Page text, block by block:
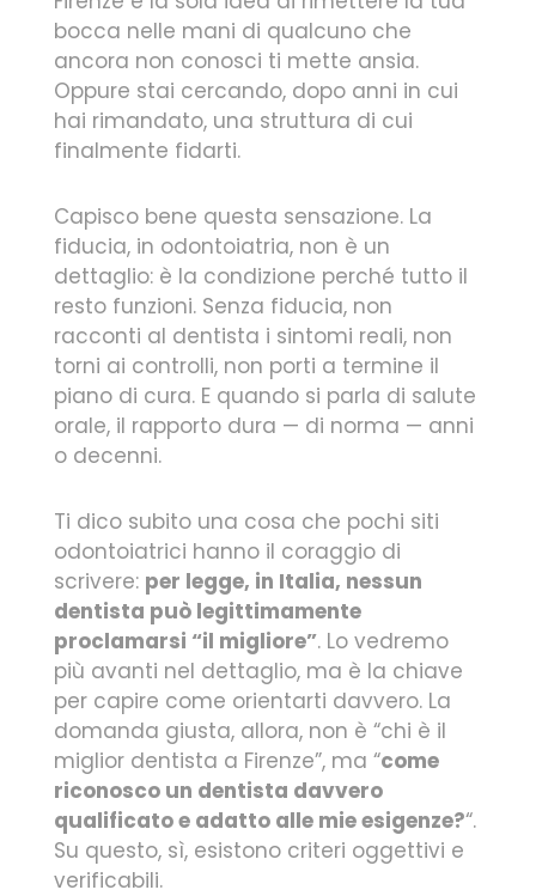
bocca nelle mani di qualcuno che
ancora non conosci ti mette ansia.
Oppure stai cercando, dopo anni in cui
hai rimandato, una struttura di cui
finalmente fidarti.
Capisco bene questa sensazione. La
fiducia, in odontoiatria, non è un
dettaglio: è la condizione perché tutto il
resto funzioni. Senza fiducia, non
racconti al dentista i sintomi reali, non
torni ai controlli, non porti a termine il
piano di cura. E quando si parla di salute
orale, il rapporto dura — di norma — anni
o decenni.
Ti dico subito una cosa che pochi siti
odontoiatrici hanno il coraggio di
scrivere: per legge, in Italia, nessun
dentista può legittimamente
proclamarsi “il migliore”. Lo vedremo
più avanti nel dettaglio, ma è la chiave
per capire come orientarti davvero. La
domanda giusta, allora, non è “chi è il
miglior dentista a Firenze”, ma “come
riconosco un dentista davvero
qualificato e adatto alle mie esigenze?“.
Su questo, sì, esistono criteri oggettivi e
verificabili.